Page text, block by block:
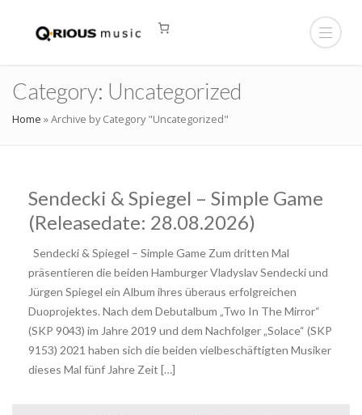
Category: Uncategorized
Home »Archive by Category "Uncategorized"
Sendecki & Spiegel – Simple Game
(Releasedate: 28.08.2026)
Sendecki & Spiegel – Simple Game Zum dritten Mal
präsentieren die beiden Hamburger Vladyslav Sendecki und
Jürgen Spiegel ein Album ihres überaus erfolgreichen
Duoprojektes. Nach dem Debutalbum „Two In The Mirror“
(SKP 9043) im Jahre 2019 und dem Nachfolger „Solace“ (SKP
9153) 2021 haben sich die beiden vielbeschäftigten Musiker
dieses Mal fünf Jahre Zeit […]